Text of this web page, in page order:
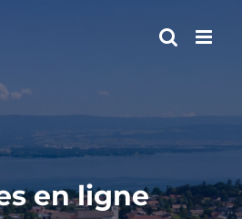
en ligne